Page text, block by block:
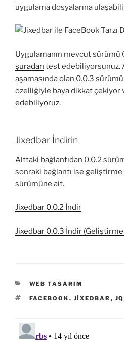
uygulama dosyalarına
Uygulamanın mevcut sürümü
şuradan test edebiliyorsunuz.
aşamasında olan 0.0.3 sürümü
özelliğiyle baya dikkat çekiyor
edebiliyoruz.
Jixedbar İndirin
Alttaki bağlantıdan 0.0.2
sonraki bağlantı ise geliştirme
sürümüne ait.
Jixedbar 0.0.2 İndir
Jixedbar 0.0.3 İndir
KATEGORILER
WEB TASARIM
ETIKETLER
FACEBOOK , JIXEDBAR ,